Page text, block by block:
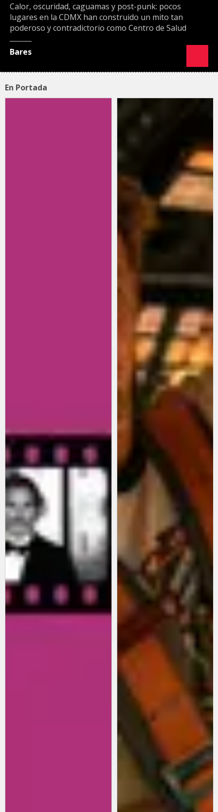
Calor, oscuridad, caguamas y post-punk: pocos
lugares en la CDMX han construido un mito tan
poderoso y contradictorio como Centro de Salud
Bares
En Portada